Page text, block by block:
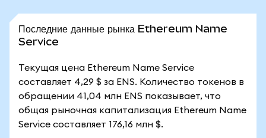
Последние данные рынка Ethereum Name
Service
Текущая цена Ethereum Name Service
составляет 4,29 $ за ENS. Количество токенов в
обращении 41,04 млн ENS показывает, что
общая рыночная капитализация Ethereum Name
Service составляет 176,16 млн $.